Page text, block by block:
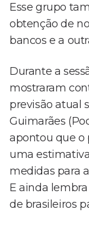
Esse grupo
obtenção de
bancos e a
Durante a
mostraram
previsão atual
Guimarães
apontou que o
uma
medidas para
E ainda
de brasileiros